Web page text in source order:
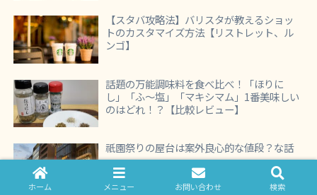
【スタバ攻略法】バリスタが教えるショッ
トのカスタマイズ方法【リストレット、ル
ンゴ】
話題の万能調味料を食べ比べ！「ほりに
し」「ふ～塩」「マキシマム」1番美味しい
のはどれ！？【比較レビュー】
祇園祭りの屋台は案外良心的な値段？な話
ホーム メニュー お問い合わせ 検索